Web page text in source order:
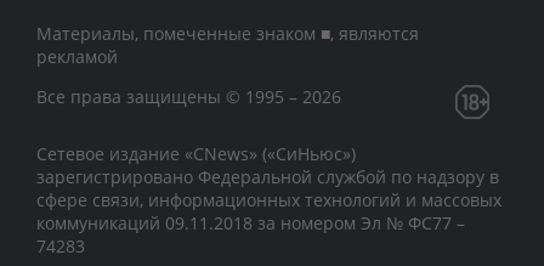
Материалы, помеченные знаком ■, являются
рекламой
Все права защищены © 1995 – 2026
Сетевое издание «CNews» («СиНьюс»)
зарегистрировано Федеральной службой по надзору в
сфере связи, информационных технологий и массовых
коммуникаций 09.11.2018 за номером Эл № ФС77 –
74283